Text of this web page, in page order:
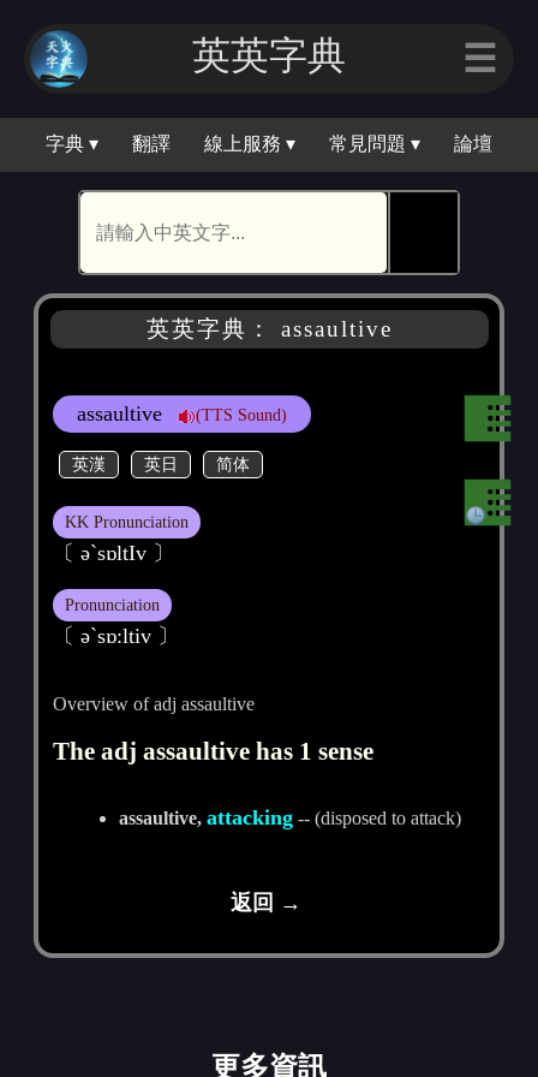
英英字典 ☰
字典 ▾ 翻譯 線上服務 ▾ 常見問題 ▾ 論壇
英英字典： assaultive
assaultive (TTS Sound)
英漢 英日 简体
KK Pronunciation
〔 ә`sɒltIv 〕
Pronunciation
〔 әˋsɒ:ltiv 〕
Overview of adj assaultive
The adj assaultive has 1 sense
assaultive, attacking-- (disposed to attack)
返回 →
更多資訊